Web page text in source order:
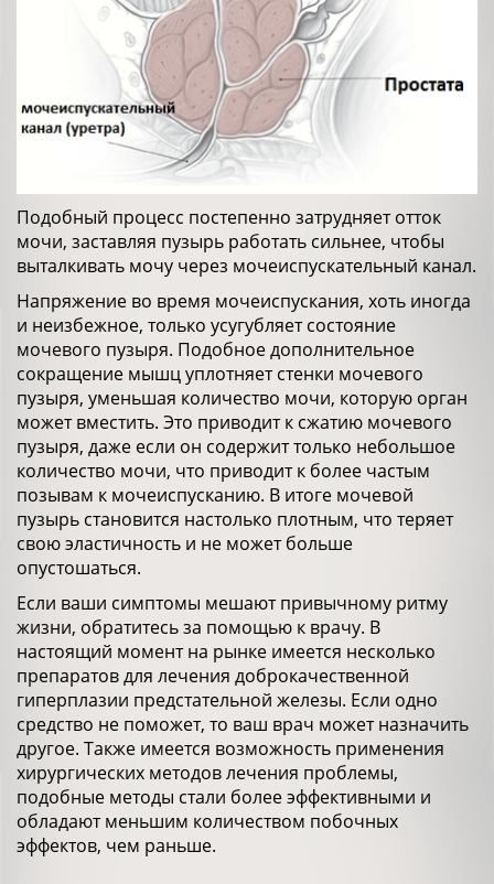
Подобный процесс постепенно затрудняет отток
мочи, заставляя пузырь работать сильнее, чтобы
выталкивать мочу через мочеиспускательный канал.
Напряжение во время мочеиспускания, хоть иногда
и неизбежное, только усугубляет состояние
мочевого пузыря. Подобное дополнительное
сокращение мышц уплотняет стенки мочевого
пузыря, уменьшая количество мочи, которую орган
может вместить. Это приводит к сжатию мочевого
пузыря, даже если он содержит только небольшое
количество мочи, что приводит к более частым
позывам к мочеиспусканию. В итоге мочевой
пузырь становится настолько плотным, что теряет
свою эластичность и не может больше
опустошаться.
Если ваши симптомы мешают привычному ритму
жизни, обратитесь за помощью к врачу. В
настоящий момент на рынке имеется несколько
препаратов для лечения доброкачественной
гиперплазии предстательной железы. Если одно
средство не поможет, то ваш врач может назначить
другое. Также имеется возможность применения
хирургических методов лечения проблемы,
подобные методы стали более эффективными и
обладают меньшим количеством побочных
эффектов, чем раньше.